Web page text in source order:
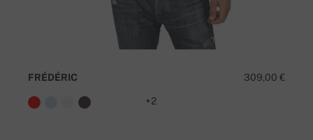
309,00 €
FRÉDÉRIC
+2